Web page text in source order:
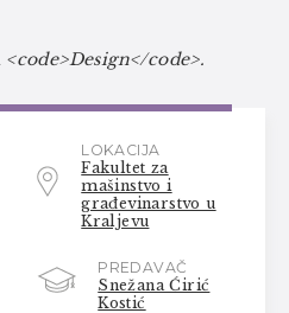
<code>Design</code>.
LOKACIJA
Fakultet za
mašinstvo i
građevinarstvo u
Kraljevu
PREDAVAČ
Snežana Ćirić
Kostić